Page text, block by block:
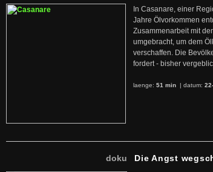
In Casanare, einer
Jahre Ölvorkommen
Zusammenarbeit mit
umgebracht, um dem
verschaffen. Die
fordert - bisher
laenge: 51 min | datum:
doku Die Angst